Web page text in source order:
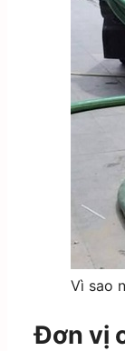
Vì sao
Đơn vị